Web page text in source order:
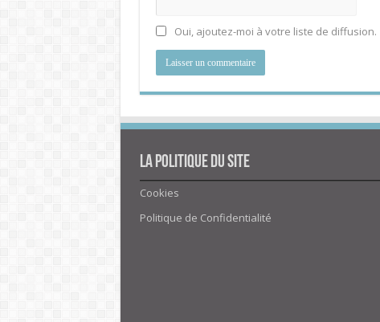
Oui, ajoutez-moi à votre liste de diffusion.
La politique du site
Cookies
Politique de Confidentialité